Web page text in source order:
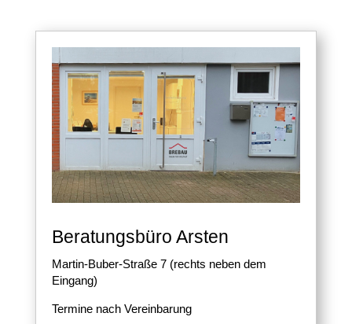
Beratungsbüro Arsten
Martin-Buber-Straße 7 (rechts neben dem
Eingang)
Termine nach Vereinbarung